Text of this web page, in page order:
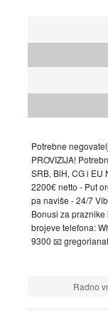
Potrebne
PROVIZIJA!
SRB, BiH, CG i EU
2200€ netto - Put
pa naviše - 24/7
Bonusi za
brojeve telefona:
9300 📧
Radno